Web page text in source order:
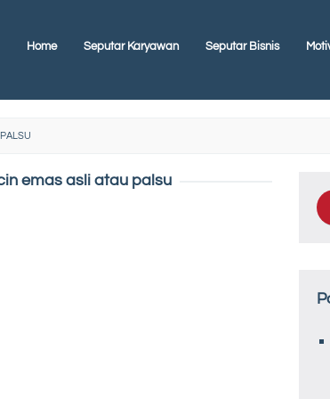
Home Seputar Karyawan Seputar Bisnis
emas asli atau palsu